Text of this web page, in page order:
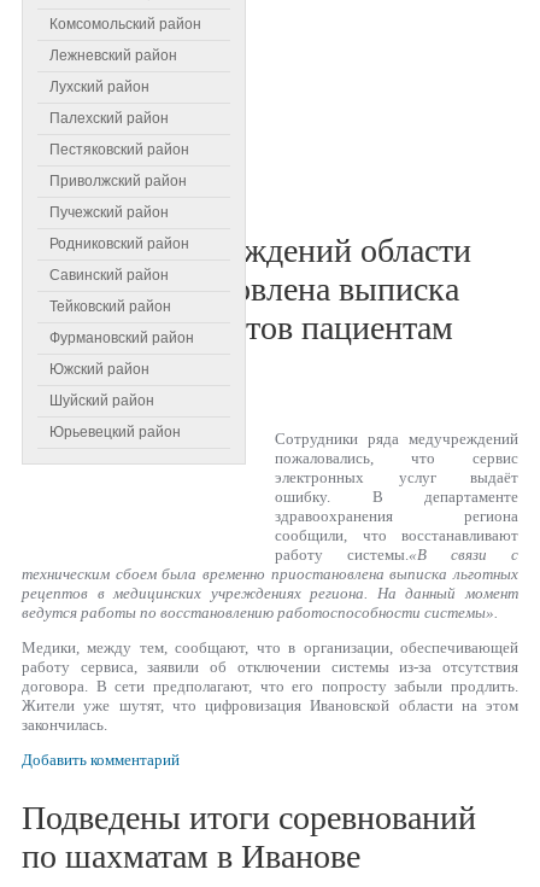
Комсомольский район
Лежневский район
Лухский район
Палехский район
Пестяковский район
Приволжский район
Пучежский район
Родниковский район
Савинский район
Тейковский район
Фурмановский район
Южский район
Шуйский район
Юрьевецкий район
В ряде медучреждений области
была приостановлена выписка
льготных рецептов пациентам
Создано: 03 марта 2023
Сотрудники ряда медучреждений
пожаловались, что сервис
электронных услуг выдаёт
ошибку. В департаменте
здравоохранения региона
сообщили, что восстанавливают
работу системы.«В связи с
техническим сбоем была временно приостановлена выписка льготных
рецептов в медицинских учреждениях региона. На данный момент
ведутся работы по восстановлению работоспособности системы».
Медики, между тем, сообщают, что в организации, обеспечивающей
работу сервиса, заявили об отключении системы из-за отсутствия
договора. В сети предполагают, что его попросту забыли продлить.
Жители уже шутят, что цифровизация Ивановской области на этом
закончилась.
Добавить комментарий
Подведены итоги соревнований
по шахматам в Иванове